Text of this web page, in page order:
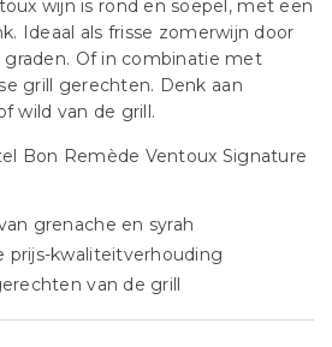
wijn is rond en soepel, met een
Ideaal als frisse zomerwijn door
Of in combinatie met
grill gerechten. Denk aan
wild van de grill.
Bon Remède Ventoux Signature
grenache en syrah
prijs-kwaliteitverhouding
van de grill